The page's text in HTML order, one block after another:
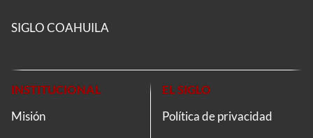
SIGLO COAHUILA
INSTITUCIONAL
Misión
EL SIGLO
Política de privacidad